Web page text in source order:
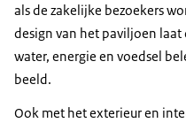
als de zakelijke bezoekers
design van het paviljoen laat
water, energie en voedsel
beeld.
Ook met het exterieur en